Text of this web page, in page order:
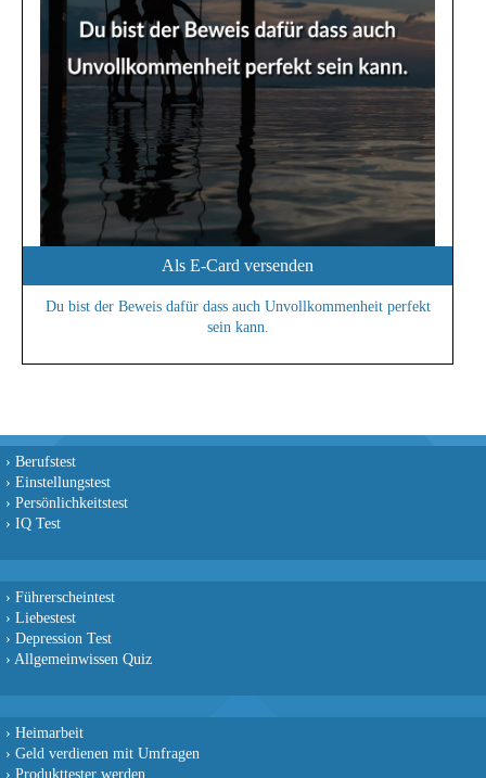
Als E-Card versenden
Du bist der Beweis dafür dass auch Unvollkommenheit perfekt
sein kann.
› Berufstest
› Einstellungstest
› Persönlichkeitstest
› IQ Test
› Führerscheintest
› Liebestest
› Depression Test
› Allgemeinwissen Quiz
› Heimarbeit
› Geld verdienen mit Umfragen
› Produkttester werden